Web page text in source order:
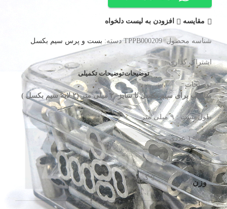
2X9
عددی
عدد
مقایسه افزودن به لیست دلخواه
شناسه محصول:TPPB000209 دسته: بست و پرس سیم بکسل
اشتراک گذاری :
توضیحاتتوضیحات تکمیلی
توضیحات
مناسب برای سیم بکسل تا سایز ۲ میلی متر (۲ لایه سیم بکسل )
طول بست : ۹ میلی متر
بسته ۱۰ عددی
توضیحات تکمیلی
وزن
9 گرم